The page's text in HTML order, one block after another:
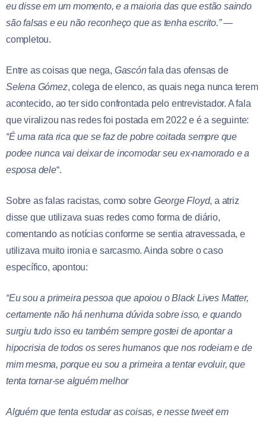
eu disse em um momento, e a maioria das que estão saindo
são falsas e eu não reconheço que as tenha escrito.”—
completou.
Entre as coisas que nega, Gascónfala das ofensas de
Selena Gómez, colega de elenco, as quais nega nunca terem
acontecido, ao ter sido confrontada pelo entrevistador. A fala
que viralizou nas redes foi postada em 2022 e é a seguinte:
“É uma rata rica que se faz de pobre coitada sempre que
podee nunca vai deixar de incomodar seu ex-namorado e a
esposa dele“.
Sobre as falas racistas, como sobre George Floyd, a atriz
disse que utilizava suas redes como forma de diário,
comentando as notícias conforme se sentia atravessada, e
utilizava muito ironia e sarcasmo. Ainda sobre o caso
específico, apontou:
“Eu sou a primeira pessoa que apoiou o Black Lives Matter,
certamente não há nenhuma dúvida sobre isso, e quando
surgiu tudo isso eu também sempre gostei de apontar a
hipocrisia de todos os seres humanos que nos rodeiam e de
mim mesma, porque eu sou a primeira a tentar evoluir, que
tenta tornar-se alguém melhor
Alguém que tenta estudar as coisas, e nesse tweet em